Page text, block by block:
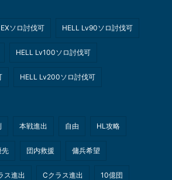
EXソロ討伐可 HELL Lv90ソロ討伐可
HELL Lv100ソロ討伐可
HELL Lv200ソロ討伐可
本戦進出 自由 HL攻略
先 団内救援 傭兵希望
ス進出 Cクラス進出 10億団